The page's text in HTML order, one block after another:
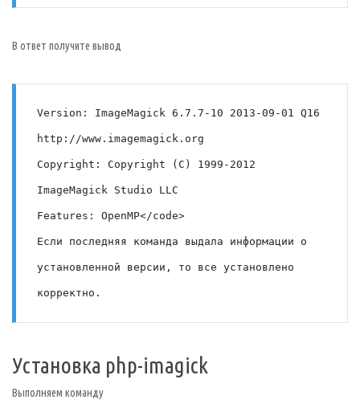
В ответ получите вывод
Version: ImageMagick 6.7.7-10 2013-09-01 Q16
http://www.imagemagick.org
Copyright: Copyright (C) 1999-2012
ImageMagick Studio LLC
Features: OpenMP</code>
Если последняя команда выдала информации о
установленной версии, то все установлено
корректно.
Установка php-imagick
Выполняем команду